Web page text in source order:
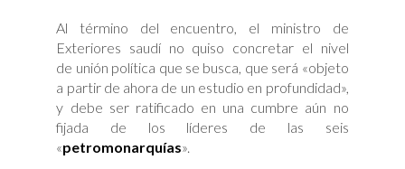
Al término del encuentro, el ministro de
Exteriores saudí no quiso concretar el nivel
de unión política que se busca, que será «objeto
a partir de ahora de un estudio en profundidad»,
y debe ser ratificado en una cumbre aún no
fijada de los líderes de las seis
«petromonarquías».